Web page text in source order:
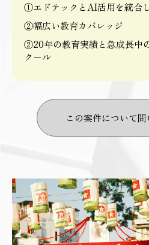
①エドテックとAI活用を統合
②幅広い教育カバレッジ
②20年の教育実績と急成長中
クール
この案件について